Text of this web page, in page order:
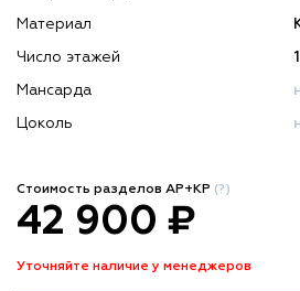
Материал
Число этажей 1
Мансарда
Цоколь
Стоимость разделов АР+КР (?)
42 900 ₽
Уточняйте наличие у менеджеров